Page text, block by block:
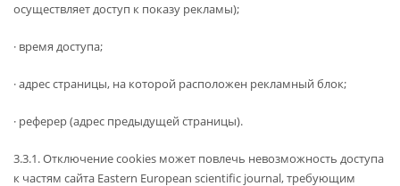
осуществляет доступ к показу рекламы);
· время доступа;
· адрес страницы, на которой расположен рекламный блок;
· реферер (адрес предыдущей страницы).
3.3.1. Отключение cookies может повлечь невозможность доступа
к частям сайта Eastern European scientific journal, требующим